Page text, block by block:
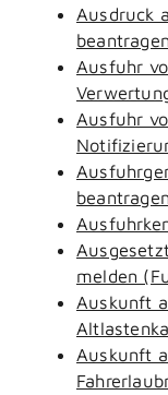
Ausdruck
beantragen
Ausfuhr
Ausfuhr
beantragen
melden
Auskunft
Auskunft